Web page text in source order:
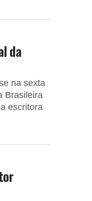
da
na sexta
Brasileira
escritora